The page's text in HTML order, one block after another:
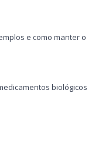
e como manter o
biológicos